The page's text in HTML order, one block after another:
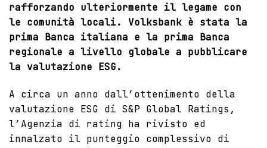
rafforzando ulteriormente il legame con
le comunità locali. Volksbank è stata la
prima Banca italiana e la prima Banca
regionale a livello globale a pubblicare
la valutazione ESG.
A circa un anno dall’ottenimento della
valutazione ESG di S&P Global Ratings,
l’Agenzia di rating ha rivisto ed
innalzato il punteggio complessivo di